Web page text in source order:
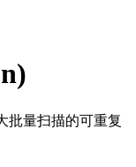
批量扫描的可重复